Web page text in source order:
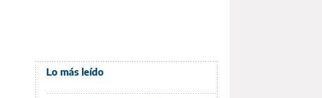
Lo más leído